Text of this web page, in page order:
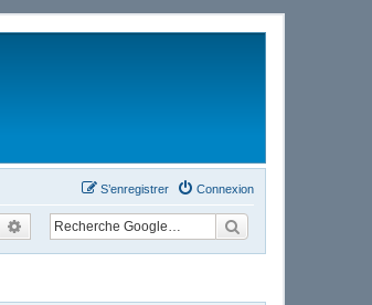
Connexion
S’enregistrer
RechercherRecherche avancée